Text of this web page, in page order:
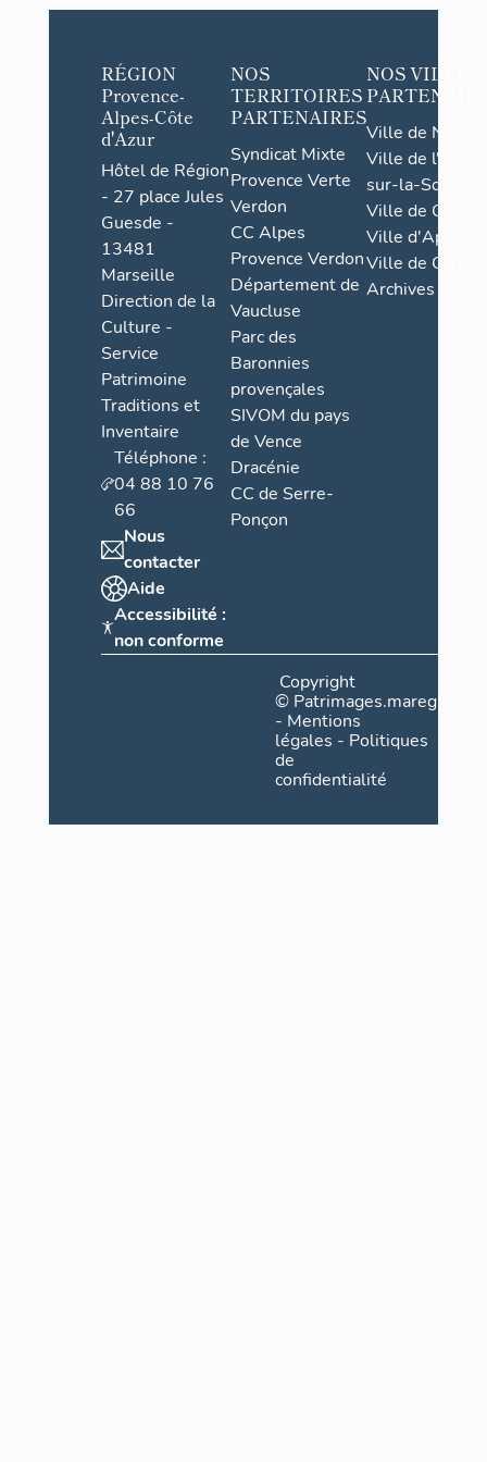
RÉGION
Provence-
Alpes-Côte
d'Azur
Hôtel de Région
- 27 place Jules
Guesde -
13481
Marseille
Direction de la
Culture -
Service
Patrimoine
Traditions et
Inventaire
Téléphone :
04 88 10 76
66
Nous
contacter
Aide
Accessibilité :
non conforme
NOS
TERRITOIRES
PARTENAIRES
Syndicat Mixte
Provence Verte
Verdon
CC Alpes
Provence Verdon
Département de
Vaucluse
Parc des
Baronnies
provençales
SIVOM du pays
de Vence
Dracénie
CC de Serre-
Ponçon
NOS VILLES
Ville de Nice
Ville de l'Isle-
sur-la-Sorgue
Ville de Grasse
Ville d'Apt
Ville de
Archives
Copyright
©
- Mentions
légales - Politiques
de
confidentialité